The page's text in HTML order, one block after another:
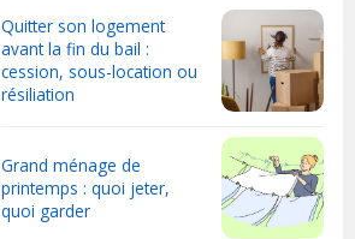
Quitter son logement
avant la fin du bail :
cession, sous-location ou
résiliation
Grand ménage de
printemps : quoi jeter,
quoi garder